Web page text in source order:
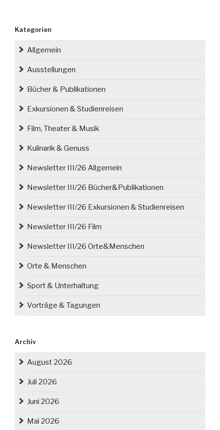
Kindertransport
aus
und
Gespräch“
Kategorien
Allgemein
Ausstellungen
Bücher & Publikationen
Exkursionen & Studienreisen
Film, Theater & Musik
Kulinarik & Genuss
Newsletter III/26 Allgemein
Newsletter III/26 Bücher&Publikationen
Newsletter III/26 Exkursionen & Studienreisen
Newsletter III/26 Film
Newsletter III/26 Orte&Menschen
Orte & Menschen
Sport & Unterhaltung
Vorträge & Tagungen
Archiv
August 2026
Juli 2026
Juni 2026
Mai 2026